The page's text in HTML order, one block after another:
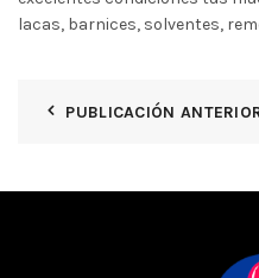
lacas, barnices, solventes,
PUBLICACIÓN